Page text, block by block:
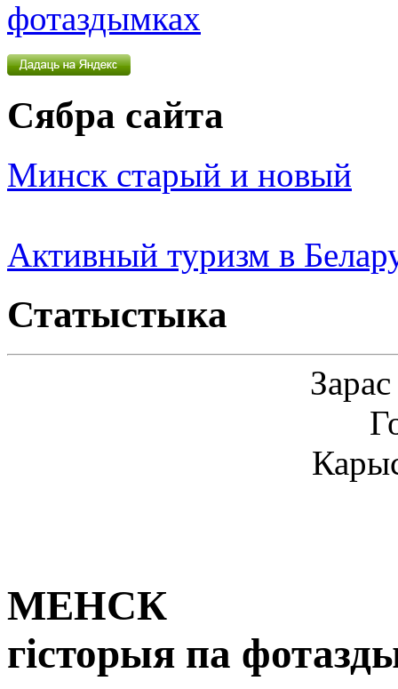
Сябра сайта
Минск старый и новый
Активный туризм в
Статыстыка
МЕНСК
гісторыя па